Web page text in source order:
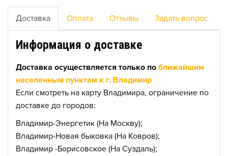
Доставка Оплата Отзывы Задать вопрос
Информация о доставке
Доставка осуществляется только по ближайшим
населенным пунктам к г. Владимир
Если смотреть на карту Владимира, ограничение по
доставке до городов:
Владимир-Энергетик (На Москву);
Владимир-Новая быковка (На Ковров);
Владимир -Борисовское (На Суздаль);